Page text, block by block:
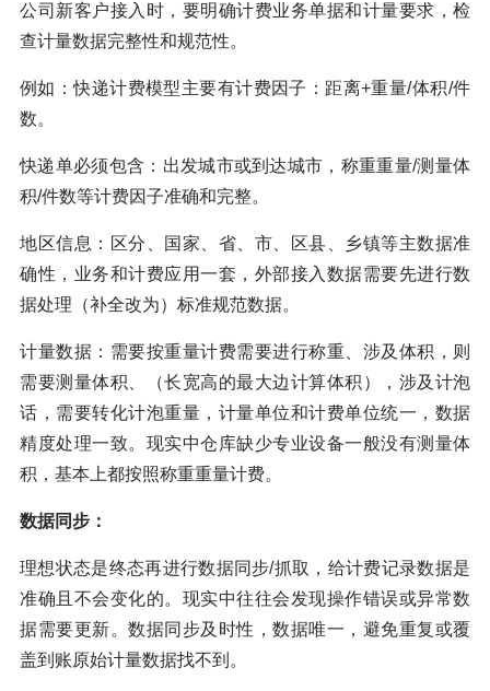
公司新客户接入时，要明确计费业务单据和计量要求，检
查计量数据完整性和规范性。
例如：快递计费模型主要有计费因子：距离+重量/体积/件
数。
快递单必须包含：出发城市或到达城市，称重重量/测量体
积/件数等计费因子准确和完整。
地区信息：区分、国家、省、市、区县、乡镇等主数据准
确性，业务和计费应用一套，外部接入数据需要先进行数
据处理（补全改为）标准规范数据。
计量数据：需要按重量计费需要进行称重、涉及体积，则
需要测量体积、（长宽高的最大边计算体积），涉及计泡
话，需要转化计泡重量，计量单位和计费单位统一，数据
精度处理一致。现实中仓库缺少专业设备一般没有测量体
积，基本上都按照称重重量计费。
数据同步：
理想状态是终态再进行数据同步/抓取，给计费记录数据是
准确且不会变化的。现实中往往会发现操作错误或异常数
据需要更新。数据同步及时性，数据唯一，避免重复或覆
盖到账原始计量数据找不到。